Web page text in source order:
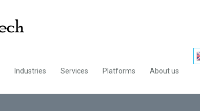
Industries Services Platforms About us